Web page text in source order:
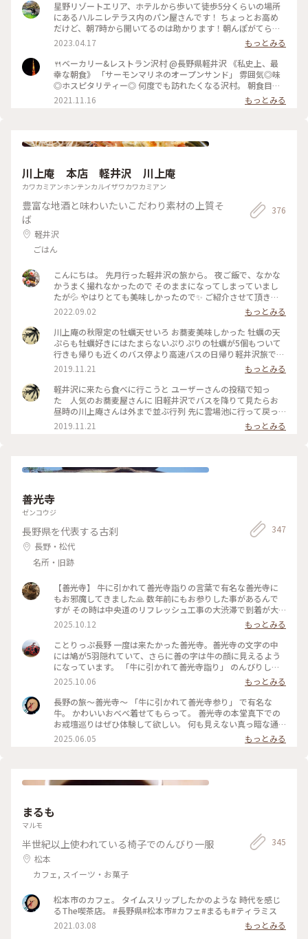
も美味しくて秋を感じました🎃💕 ショーケースは横に長〜く
てパンの品揃えも豊富で買いたくなりましたが新宿に帰ったら
買えるからなぁと眺めて我慢〜😊💓 #沢村ベーカリー #ベーカ
リー＆レストラン沢村 #本店 #旧軽井沢 #緑がきれい #緑に囲
まれて #ブランチ #カルツォーネ #ベーカリー #軽井沢 #限定 #
軽井沢ことりっぷ
星野リゾートエリア、ホテルから歩いて徒歩5分くらいの場所
にあるハルニレテラス内のパン屋さんです！ ちょっとお高め
だけど、朝7時から開いてるのは助かります！朝んぽがてら行
ってみてはいかがでしょうか？ 小鳥のさえずり、川のせせら
ぎに癒されながら、美味しいパンが堪能できます😊 #パン屋 #
軽井沢 #私のことりっぷ旅
2023.04.17
もっとみる
🍴ベーカリー&レストラン沢村 @長野県軽井沢 《私史上、最
幸な朝食》 「サーモンマリネのオープンサンド」 雰囲気◎味
◎ホスピタリティー◎ 何度でも訪れたくなる沢村。 朝食目当
てに朝早くから混雑することもあるそう。 それでも食べたくな
る沢村のモーニング。 私は軽井沢でのモーニングは沢村一択で
ン #モーニング #私のことりっぷ
2021.11.16 もっとみる
川上庵 本店 軽井沢 川上庵
カワカミアンホンテンカルイザワカワカミアン
豊富な地酒と味わいたいこだわり素材の上質そ
ば
軽井沢
ごはん
376
こんにちは。 先月行った軽井沢の旅から。 夜ご飯で、なかな
かうまく撮れなかったので そのままになってしまっていまし
たが💦 やはりとても美味しかったので✨ ご紹介させて頂きま
すm(__)m♪ 『川上庵 せきれい橋店』さん。 ハルニレテラス
にあります。 川の音が聞こえるテラス席でのんびり 夜ご飯を
頂きました。 テーブルにはキャンドルが灯され 雰囲気があり
ました。 どちらのお料理もとても美味しかったのですが、 や
はりお蕎麦、天ぷらもサクッとして とても美味しく頂きまし
た♡ 店員さんにも良くして頂きましたm(__)m✨ またうかがい
たいです✨ ごちそうさまでした。 ★2枚目はお豆腐、お塩や薬
味で頂きます。 ★3枚目は豚の角煮。とろとろでした。 #川上
庵せきれい橋店 #川上庵 #ハルニレテラス #軽井沢 #軽井沢の
旅 #旅の思い出 #夏の思い出 #長野県 #旧軽井沢
2022.09.02
もっとみる
川上庵の秋限定の牡蠣天せいろ お蕎麦美味しかった 牡蠣の天
ぷらも牡蠣好きにはたまらないぷりぷりの牡蠣が5個もついて
行きも帰りも近くのバス停より高速バスの日帰り軽井沢旅でし
た
2019.11.21
もっとみる
軽井沢に来たら食べに行こうと ユーザーさんの投稿で知っ
た 人気のお蕎麦屋さんに 旧軽井沢でバスを降りて見たらお
昼時の川上庵さんは外まで並ぶ行列 先に雲場池に行って戻っ
たらすぐに入れました でも食べてるとまた行列〜 軽井沢の人
気のお蕎麦屋さん 入口の紅葉も綺麗でした #秋の色彩
2019.11.21 もっとみる
善光寺
ゼンコウジ
長野県を代表する古刹
長野・松代
名所・旧跡
347
【善光寺】 牛に引かれて善光寺詣りの言葉で有名な善光寺に
もお邪魔してきました🙏 数年前にもお参りした事があるんで
すが その時は中央道のリフレッシュ工事の大渋滞で到着が大
幅に遅れて仲見世通りは全てスルーだったのでリベンジ嬉しい
です😊 びんずるさんを摩って本堂にお参りして御朱印をいた
だいて さて！仲見世通り行こうかー😆って時に警備員のおっ
ちゃんに声をかけられまして この日は秋の彼岸の初日だった
のであとちょっと待つと法要を終えられた導師様が通りかかる
とのこと😳 更にもうちょっと待つと今度は法要に向かう上人
様が通られるそうなので両方に並んでお数珠頂戴をしていただ
けました🙏✨ 上人様や導師様が本堂での法要への行き帰りに
参道に跪いた参拝者の方の頭を手に持った数珠で撫でて功徳を
授けてくださるのがお数珠頂戴です📿 なんてステキなタイミ
ング✨はじめて授けていただけました✨✨ 教えてくれた警備の
おっちゃんにも大感謝です(*´꒳`*) （2025.9.20） #お寺 #御朱
2025.10.12
もっとみる
ことりっぷ長野 一度は来たかった善光寺。善光寺の文字の中
には鳩が5羽隠れていて、さらに善の字は牛の顔に見えるよう
になっています。 「牛に引かれて善光寺詣り」 のんびりした
お詣りかなと思っていましたが、布を引っかけた牛を「走っ
て」追いかけたところ、善光寺にたどり着いてしまったという
伝説でした。 いろいろと発見があって面白かったです。 #長野
#善光寺#お寺#牛#鳩
2025.10.06
もっとみる
長野の旅～善光寺～ 「牛に引かれて善光寺参り」 で有名な
牛。 かわいいおべべ着せてもらって。 善光寺の本堂真下での
お戒壇巡りはぜひ体験して欲しい。 何も見えない真っ暗な通
路を歩く 仏様と縁を結ぶ修行だそうです。 #長野県#長野市#善
光寺#お戒壇巡り
2025.06.05 もっとみる
まるも
マルモ
半世紀以上使われている椅子でのんびり一服
松本
カフェ, スイーツ・お菓子
345
松本市のカフェ。 タイムスリップしたかのような 時代を感じ
るThe喫茶店。 #長野県#松本市#カフェ#まるも#ティラミス
2021.03.08
もっとみる